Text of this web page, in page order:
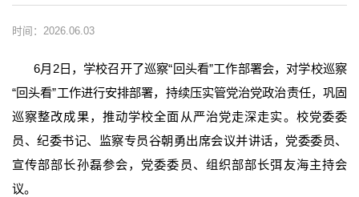
时间：2026.06.03
6月2日，学校召开了巡察“回头看”工作部署会，对学校巡察
“回头看”工作进行安排部署，持续压实管党治党政治责任，巩固
巡察整改成果，推动学校全面从严治党走深走实。校党委委
员、纪委书记、监察专员谷朝勇出席会议并讲话，党委委员、
宣传部部长孙磊参会，党委委员、组织部部长弭友海主持会
议。